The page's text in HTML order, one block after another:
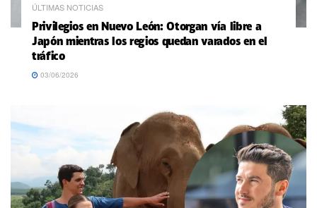
ÚLTIMAS NOTICIAS
Privilegios en Nuevo León: Otorgan vía libre a
Japón mientras los regios quedan varados en el
tráfico
03/06/2026